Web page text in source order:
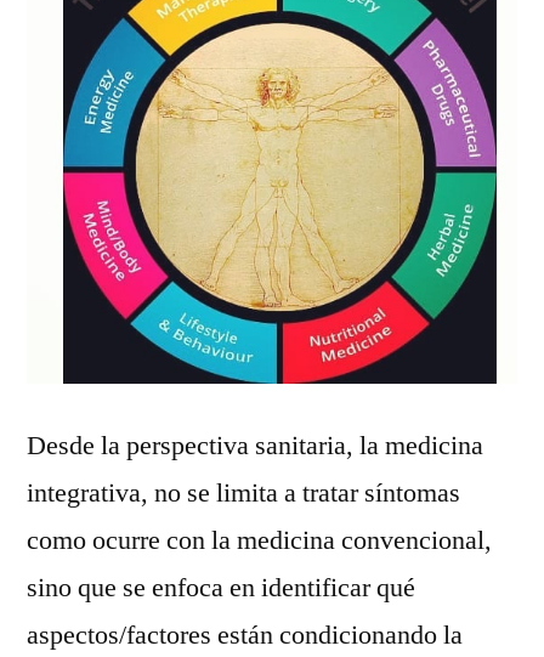
Desde la perspectiva sanitaria, la medicina
integrativa, no se limita a tratar síntomas
como ocurre con la medicina convencional,
sino que se enfoca en identificar qué
aspectos/factores están condicionando la